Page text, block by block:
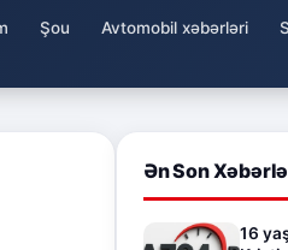
Şou Avtomobil xəbərləri
Ən Son
16